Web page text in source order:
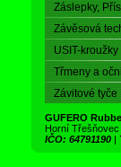
Záslepky,
Závěsová
USIT-kroužky
Třmeny a
Závitové tyče
GUFERO
Horní
IČO: 64791190 |